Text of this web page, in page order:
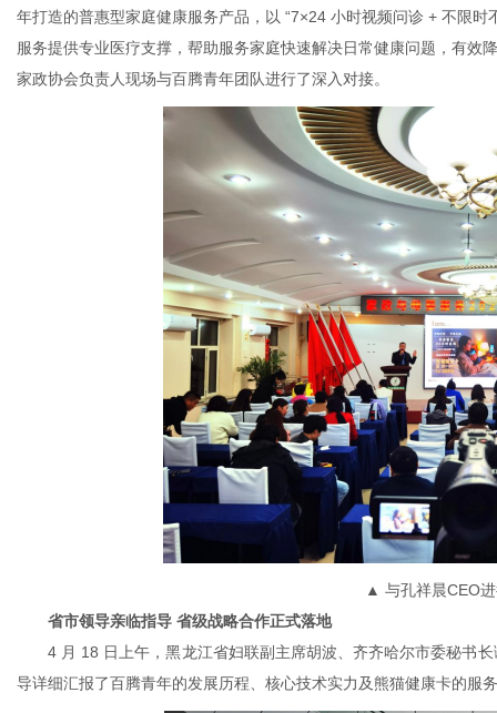
年打造的普惠型家庭健康服务产品，以 “7×24 小时视频问诊 + 不限
服务提供专业医疗支撑，帮助服务家庭快速解决日常健康问题，有效
家政协会负责人现场与百腾青年团队进行了深入对接。
▲ 与孔祥晨CEO
省市领导亲临指导 省级战略合作正式落地
4 月 18 日上午，黑龙江省妇联副主席胡波、齐齐哈尔市委秘书长
导详细汇报了百腾青年的发展历程、核心技术实力及熊猫健康卡的服